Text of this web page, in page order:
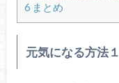
6まとめ
元気になる方法